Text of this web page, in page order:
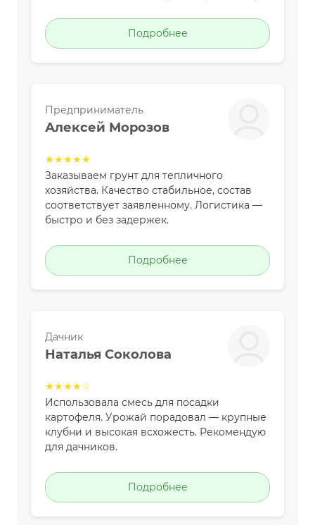
Подробнее
Предприниматель
Алексей Морозов
★★★★★
Заказываем грунт для тепличного
хозяйства. Качество стабильное, состав
соответствует заявленному. Логистика —
быстро и без задержек.
Подробнее
Дачник
Наталья Соколова
★★★★☆
Использовала смесь для посадки
картофеля. Урожай порадовал — крупные
клубни и высокая всхожесть. Рекомендую
для дачников.
Подробнее